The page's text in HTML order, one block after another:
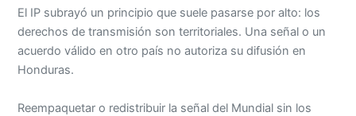
El IP subrayó un principio que suele pasarse por alto: los
derechos de transmisión son territoriales. Una señal o un
acuerdo válido en otro país no autoriza su difusión en
Honduras.
Reempaquetar o redistribuir la señal del Mundial sin los